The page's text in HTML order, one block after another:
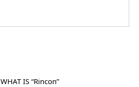
WHAT IS “Rincon”